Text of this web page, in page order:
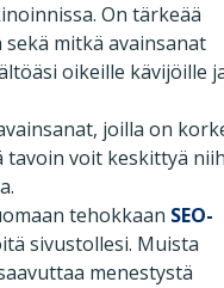
On tärkeää
mitkä avainsanat
oikeille kävijöille
joilla on
tavoin voit keskittyä
tehokkaan SEO-
sivustollesi. Muista
menestystä